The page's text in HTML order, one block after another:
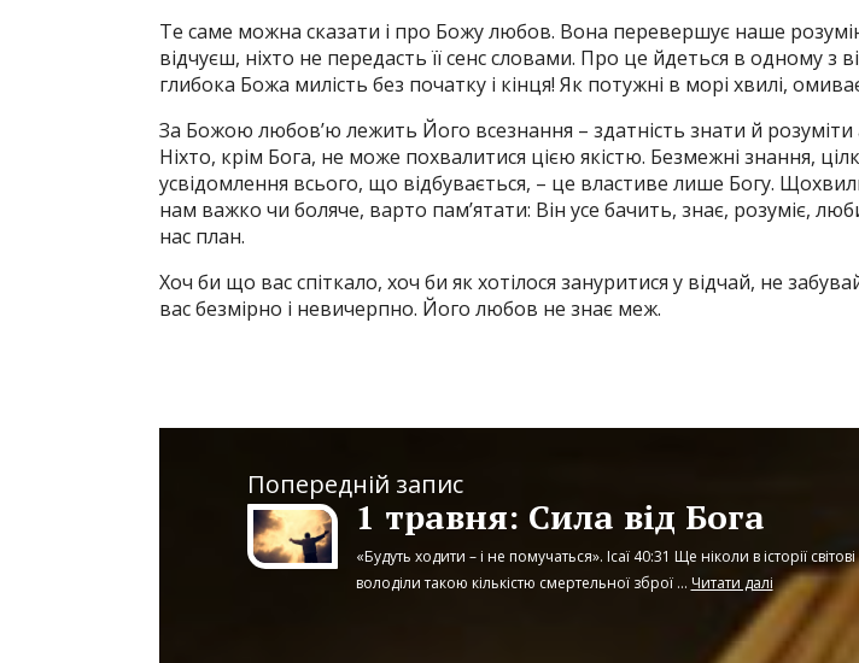
Те саме можна сказати і про Божу любов. Вона перевершує наше
відчуєш, ніхто не передасть її сенс словами. Про це йдеться в одному з
глибока Божа милість без початку і кінця! Як потужні в морі хвилі,
За Божою любов’ю лежить Його всезнання – здатність знати й розуміти
Ніхто, крім Бога, не може похвалитися цією якістю. Безмежні знання,
усвідомлення всього, що відбувається, – це властиве лише Богу.
нам важко чи боляче, варто пам’ятати: Він усе бачить, знає, розуміє,
нас план.
Хоч би що вас спіткало, хоч би як хотілося зануритися у відчай, не
вас безмірно і невичерпно. Його любов не знає меж.
Попередній запис
1 травня: Сила від Бога
«Будуть ходити – і не помучаться». Ісаї 40:31 Ще ніколи в історії
володіли такою кількістю смертельної зброї ... Читати далі